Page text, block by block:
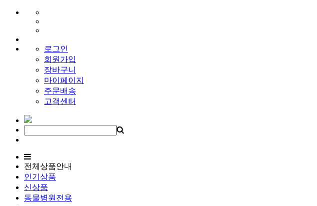
로그인
회원가입
장바구니
마이페이지
주문배송
고객센터
전체상품안내
인기상품
신상품
동물병원전용